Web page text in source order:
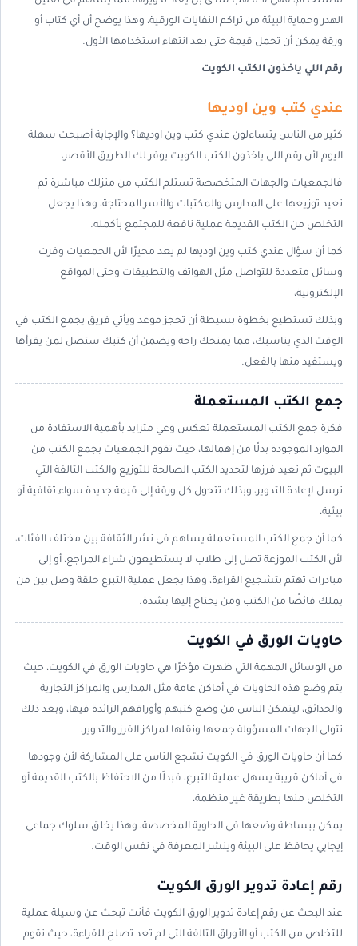
الهدر وحماية البيئة من تراكم النفايات الورقية، وهذا يوضح أن أي كتاب أو
ورقة يمكن أن تحمل قيمة حتى بعد انتهاء استخدامها الأول.
رقم اللي ياخذون الكتب الكويت
عندي كتب وين اوديها
كثير من الناس يتساءلون عندي كتب وين اوديها؟ والإجابة أصبحت سهلة
اليوم لأن رقم اللي ياخذون الكتب الكويت يوفر لك الطريق الأقصر،
فالجمعيات والجهات المتخصصة تستلم الكتب من منزلك مباشرة ثم
تعيد توزيعها على المدارس والمكتبات والأسر المحتاجة، وهذا يجعل
التخلص من الكتب القديمة عملية نافعة للمجتمع بأكمله.
كما أن سؤال عندي كتب وين اوديها لم يعد محيرًا لأن الجمعيات وفرت
وسائل متعددة للتواصل مثل الهواتف والتطبيقات وحتى المواقع
الإلكترونية،
وبذلك تستطيع بخطوة بسيطة أن تحجز موعد ويأتي فريق يجمع الكتب في
الوقت الذي يناسبك، مما يمنحك راحة ويضمن أن كتبك ستصل لمن يقرأها
ويستفيد منها بالفعل.
جمع الكتب المستعملة
فكرة جمع الكتب المستعملة تعكس وعي متزايد بأهمية الاستفادة من
الموارد الموجودة بدلًا من إهمالها، حيث تقوم الجمعيات بجمع الكتب من
البيوت ثم تعيد فرزها لتحديد الكتب الصالحة للتوزيع والكتب التالفة التي
ترسل لإعادة التدوير، وبذلك تتحول كل ورقة إلى قيمة جديدة سواء ثقافية أو
بيئية،
كما أن جمع الكتب المستعملة يساهم في نشر الثقافة بين مختلف الفئات،
لأن الكتب الموزعة تصل إلى طلاب لا يستطيعون شراء المراجع، أو إلى
مبادرات تهتم بتشجيع القراءة، وهذا يجعل عملية التبرع حلقة وصل بين من
يملك فائضًا من الكتب ومن يحتاج إليها بشدة.
حاويات الورق في الكويت
من الوسائل المهمة التي ظهرت مؤخرًا هي حاويات الورق في الكويت، حيث
يتم وضع هذه الحاويات في أماكن عامة مثل المدارس والمراكز التجارية
والحدائق، ليتمكن الناس من وضع كتبهم وأوراقهم الزائدة فيها، وبعد ذلك
تتولى الجهات المسؤولة جمعها ونقلها لمراكز الفرز والتدوير،
كما أن حاويات الورق في الكويت تشجع الناس على المشاركة لأن وجودها
في أماكن قريبة يسهل عملية التبرع، فبدلًا من الاحتفاظ بالكتب القديمة أو
التخلص منها بطريقة غير منظمة،
يمكن ببساطة وضعها في الحاوية المخصصة، وهذا يخلق سلوك جماعي
إيجابي يحافظ على البيئة وينشر المعرفة في نفس الوقت.
رقم إعادة تدوير الورق الكويت
عند البحث عن رقم إعادة تدوير الورق الكويت فأنت تبحث عن وسيلة عملية
للتخلص من الكتب أو الأوراق التالفة التي لم تعد تصلح للقراءة، حيث تقوم